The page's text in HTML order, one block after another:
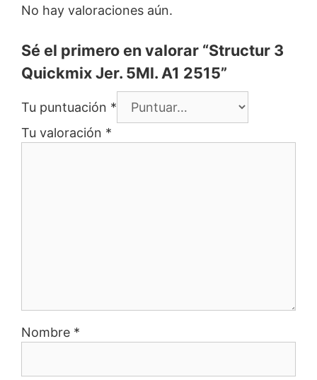
No hay valoraciones aún.
Sé el primero en valorar “Structur 3
Quickmix Jer. 5Ml. A1 2515”
Tu puntuación *
Tu valoración *
Nombre *